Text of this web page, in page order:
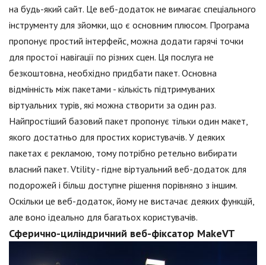
на будь-який сайт. Це веб-додаток не вимагає спеціального
інструменту для зйомки, що є основним плюсом. Програма
пропонує простий інтерфейс, можна додати гарячі точки
для простої навігації по різних сцен. Ця послуга не
безкоштовна, необхідно придбати пакет. Основна
відмінність між пакетами - кількість підтримуваних
віртуальних турів, які можна створити за один раз.
Найпростіший базовий пакет пропонує тільки один макет,
якого достатньо для простих користувачів. У деяких
пакетах є рекламою, тому потрібно ретельно вибирати
власний пакет. Vtility - гідне віртуальний веб-додаток для
подорожей і більш доступне рішення порівняно з іншим.
Оскільки це веб-додаток, йому не вистачає деяких функцій,
але воно ідеально для багатьох користувачів.
Сферично-циліндричний веб-фіксатор MakeVT